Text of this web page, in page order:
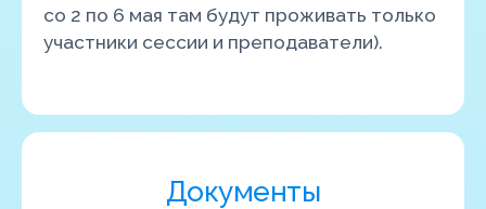
со 2 по 6 мая там будут проживать только
участники сессии и преподаватели).
Документы